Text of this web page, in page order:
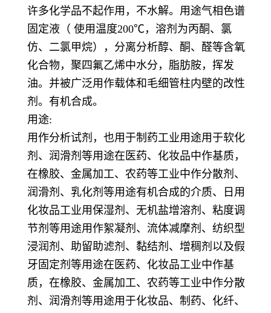
许多化学品不起作用，不水解。用途气相色谱
固定液（ 使用温度200℃，溶剂为丙酮、氯
仿、二氯甲烷），分离分析醇、酮、醛等含氧
化合物，聚四氟乙烯中水分，脂肪胺，挥发
油。并被广泛用作载体和毛细管柱内壁的改性
剂。有机合成。
用途:
用作分析试剂，也用于制药工业用途用于软化
剂、润滑剂等用途在医药、化妆品中作基质，
在橡胶、金属加工、农药等工业中作分散剂、
润滑剂、乳化剂等用途有机合成的介质、日用
化妆品工业用保湿剂、无机盐增溶剂、粘度调
节剂等用途用作絮凝剂、流体减摩剂、纺织型
浸润剂、助留助滤剂、黏结剂、增稠剂以及假
牙固定剂等用途在医药、化妆品工业中作基
质，在橡胶、金属加工、农药等工业中作分散
剂、润滑剂等用途用于化妆品、制药、化纤、